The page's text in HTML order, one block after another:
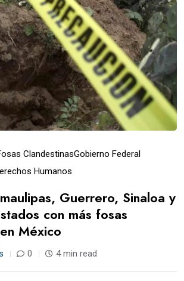
ClandestinasGobierno Federal
Humanos
Guerrero, Sinaloa y
con más fosas
México
0 4 min read